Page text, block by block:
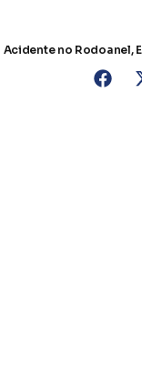
Acidente no Rodoanel,